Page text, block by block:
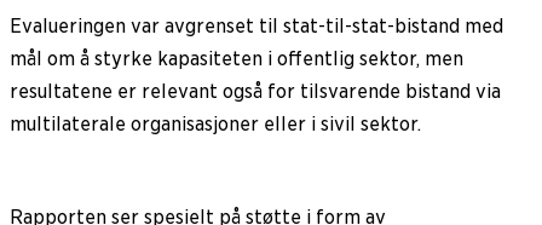
Evalueringen var avgrenset til stat-til-stat-bistand med
mål om å styrke kapasiteten i offentlig sektor, men
resultatene er relevant også for tilsvarende bistand via
multilaterale organisasjoner eller i sivil sektor.
Rapporten ser spesielt på støtte i form av